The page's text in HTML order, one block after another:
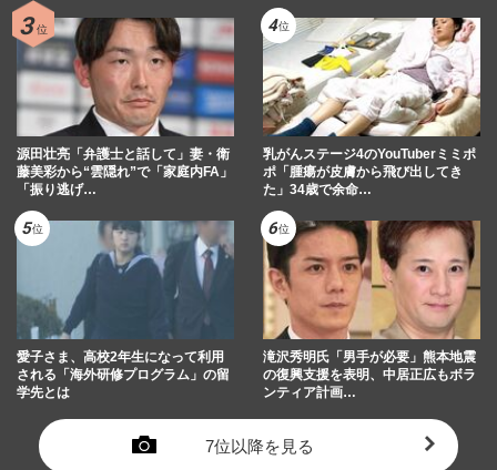
源田壮亮「弁護士と話して」妻・衛
藤美彩から“雲隠れ”で「家庭内FA」
「振り逃げ…
乳がんステージ4のYouTuberミミポ
ポ「腫瘍が皮膚から飛び出してき
た」34歳で余命…
愛子さま、高校2年生になって利用
される「海外研修プログラム」の留
学先とは
滝沢秀明氏「男手が必要」熊本地震
の復興支援を表明、中居正広もボラ
ンティア計画…
7位以降を見る